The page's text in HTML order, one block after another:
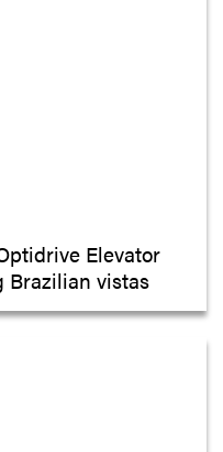
Elevator
Brazilian vistas